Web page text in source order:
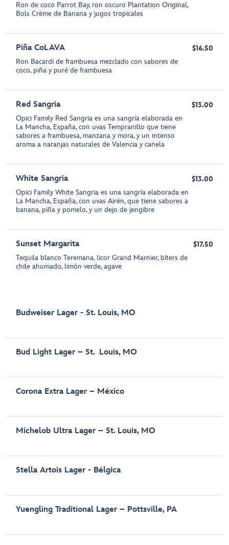
Ron de coco Parrot Bay, ron oscuro Plantation Original,
Bols Crème de Banana y jugos tropicales
Piña CoLAVA
Ron Bacardí de frambuesa mezclado con sabores de
coco, piña y puré de frambuesa
$16.50
Red Sangria
Opici Family Red Sangria es una sangría elaborada en
La Mancha, España, con uvas Tempranillo que tiene
sabores a frambuesa, manzana y mora, y un intenso
aroma a naranjas naturales de Valencia y canela
$13.00
White Sangria
Opici Family White Sangria es una sangría elaborada en
La Mancha, España, con uvas Airén, que tiene sabores a
banana, piña y pomelo, y un dejo de jengibre
$13.00
Sunset Margarita
Tequila blanco Teremana, licor Grand Marnier, bíters de
chile ahumado, limón verde, agave
$17.50
Budweiser Lager - St. Louis, MO
Bud Light Lager – St. Louis, MO
Corona Extra Lager – México
Michelob Ultra Lager – St. Louis, MO
Stella Artois Lager - Bélgica
Yuengling Traditional Lager – Pottsville, PA